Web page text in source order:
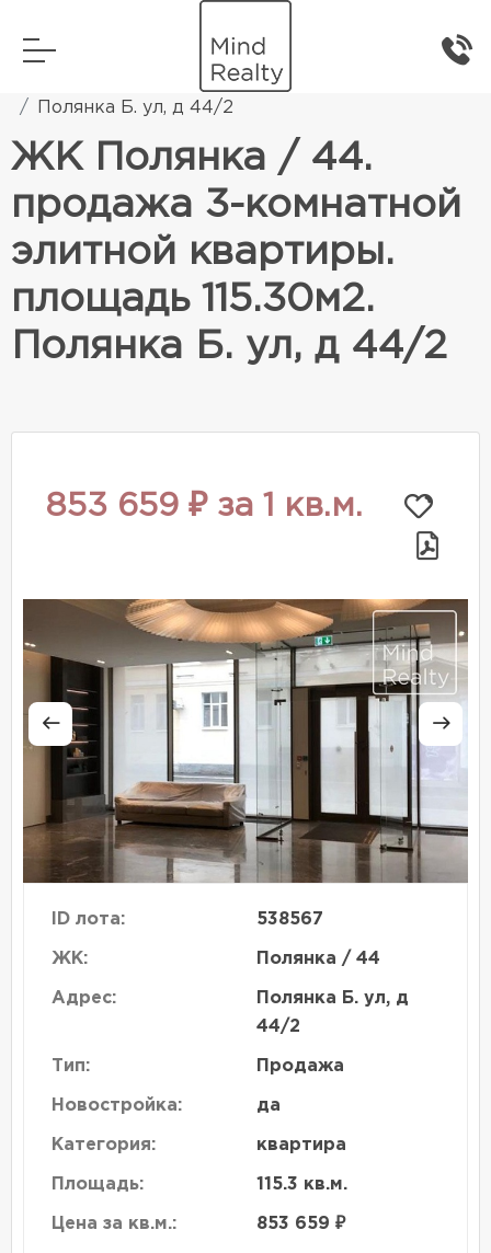
Элитная жилая недвижимость
Полянка Б. ул, д 44/2
ЖК Полянка / 44.
продажа 3-комнатной
элитной квартиры.
площадь 115.30м2.
Полянка Б. ул, д 44/2
853 659 ₽ за 1 кв.м.
ID лота: 538567
ЖК: Полянка / 44
Адрес:
Полянка Б. ул, д
44/2
Тип: Продажа
Новостройка: да
Категория: квартира
Площадь: 115.3 кв.м.
Цена за кв.м.: 853 659 ₽